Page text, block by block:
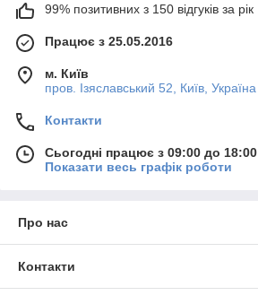
99% позитивних з 150 відгуків за рік
Працює з 25.05.2016
м. Київ
пров. Ізяславський 52, Київ, Україна
Контакти
Сьогодні працює з 09:00 до 18:00
Показати весь графік роботи
Про нас
Контакти